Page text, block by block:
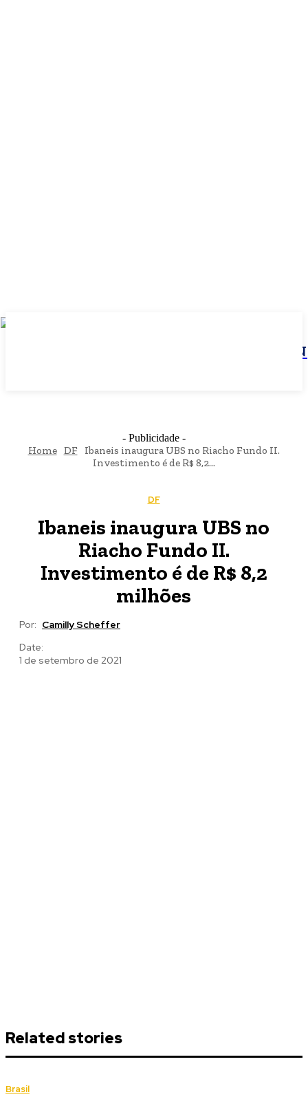
JBN
- Publicidade -
Home DF
Ibaneis inaugura UBS no Riacho Fundo II.
Investimento é de R$ 8,2...
DF
Ibaneis inaugura UBS no
Riacho Fundo II.
Investimento é de R$ 8,2
milhões
Por: Camilly Scheffer
Date:
1 de setembro de 2021
Related stories
Brasil